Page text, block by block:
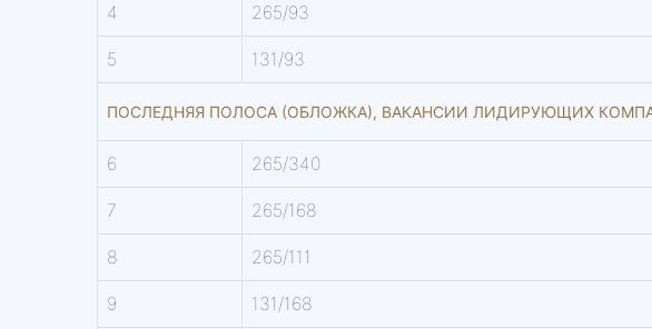
4 265/93
5 131/93
ПОСЛЕДНЯЯ ПОЛОСА (ОБЛОЖКА), ВАКАНСИИ ЛИДИРУЮЩИХ
6 265/340
7 265/168
8 265/111
9 131/168